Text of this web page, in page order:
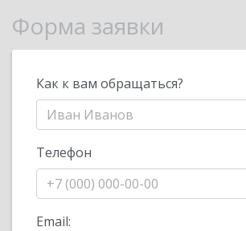
Форма заявки
Как к вам обращаться?
Телефон
Email: